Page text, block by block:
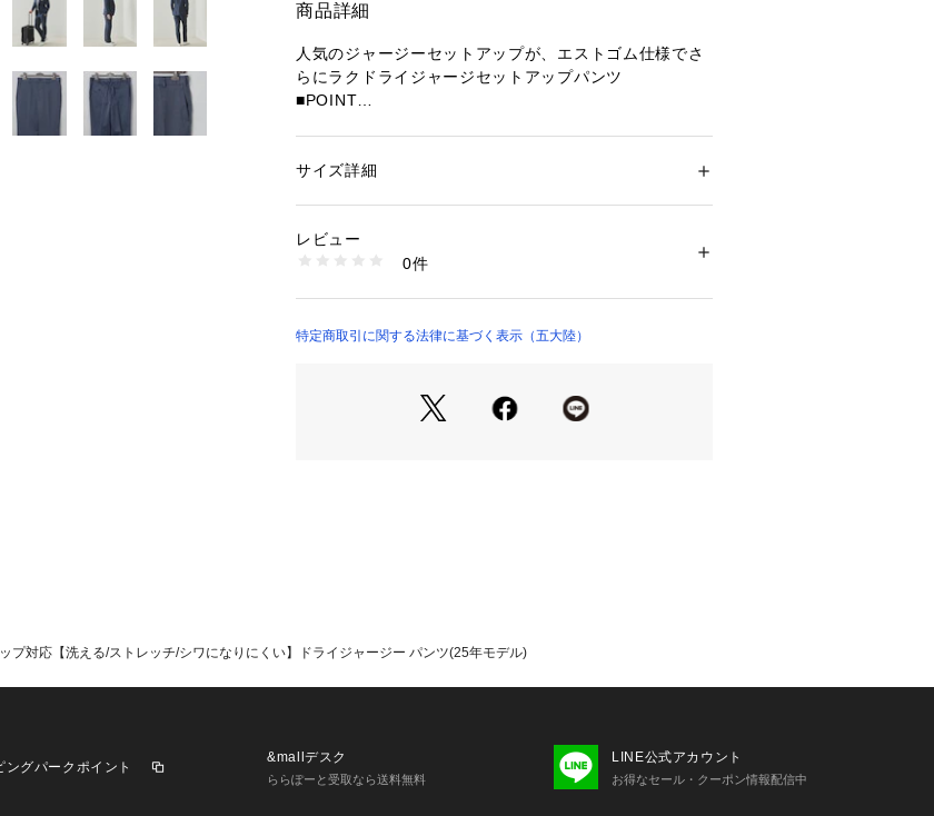
商品詳細
人気のジャージーセットアップが、エストゴム仕様でさ
らにラクドライジャージセットアップパンツ
■POINT
んと感
3.洗える
春夏に必要な清潔感を保ちます
ジ素材特有のストレッチ性、更にはキックバック性もよ
仕立て映えし、光沢が高級感を演出したメランジジャー
ジセットアップパンツ。型崩れしにくく通気性のある素
テーパードがシャープに見せてくれます。
【コーディネート/関連アイテム】ビジネス~テレワー
いたミニマルな1枚仕立てなので、ナチュラルでソフト
な雰囲気を醸し出しながら、非常に着やすく動きやすく
性別：メンズ
洗濯：【本体のみ】40℃まで弱洗濯可 塩素系漂白不可 タンブル乾
燥不可 日陰つり干し乾燥 アイロンは160℃まで ドライクリーニン
※詳しい洗濯方法については、商品の品質表示タグをご覧くださ
商品番号：1281000002364 （モール）
サイズ詳細
レビュー
0件
特定商取引に関する法律に基づく表示（五大陸）
プ対応【洗える/ストレッチ/シワになりにくい】ドライジャージー パンツ(25年モデル)
ングパークポイント
&mallデスク
ららぽーと受取なら送料無料
LINE公式アカウント
お得なセール・クーポン情報配信中